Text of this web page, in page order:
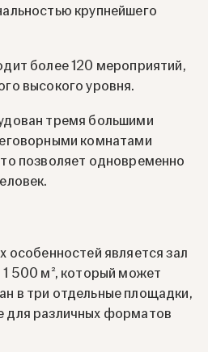
крупнейшего
более 120 мероприятий,
высокого уровня.
тремя большими
комнатами
позволяет одновременно
особенностей является зал
500 м², который может
в три отдельные площадки,
для различных форматов